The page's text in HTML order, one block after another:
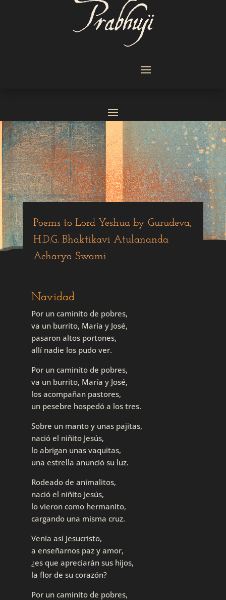
Poems to Lord Yeshua by Gurudeva,
H.D.G. Bhaktikavi Atulananda
Acharya Swami
Navidad
Por un caminito de pobres,
va un burrito, María y José,
pasaron altos portones,
allí nadie los pudo ver.
Por un caminito de pobres,
va un burrito, María y José,
los acompañan pastores,
un pesebre hospedó a los tres.
Sobre un manto y unas pajitas,
nació el niñito Jesús,
lo abrigan unas vaquitas,
una estrella anunció su luz.
Rodeado de animalitos,
nació el niñito Jesús,
lo vieron como hermanito,
cargando una misma cruz.
Venía así Jesucristo,
a enseñarnos paz y amor,
¿es que apreciarán sus hijos,
la flor de su corazón?
Por un caminito de pobres,